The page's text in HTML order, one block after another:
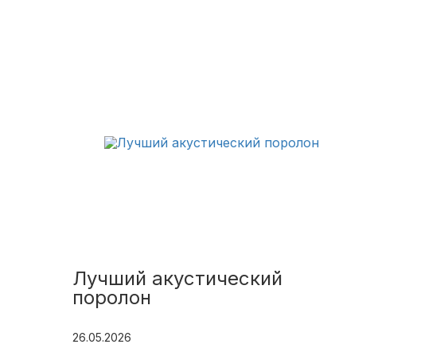
Лучший акустический
поролон
26.05.2026